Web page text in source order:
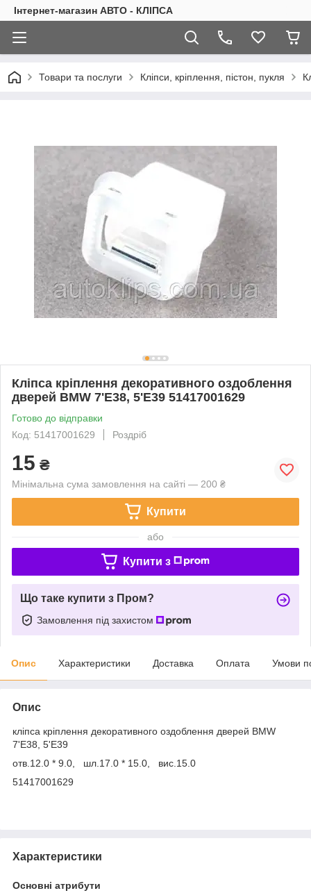
Інтернет-магазин АВТО - КЛІПСА
Товари та послуги Кліпси, кріплення, пістон, пукля
Кліпса кріплення декоративного оздоблення
дверей BMW 7'E38, 5'E39 51417001629
Готово до відправки
Код: 51417001629
Роздріб
15 ₴
Мінімальна сума замовлення на сайті — 200 ₴
Купити
або
Купити з
Що таке купити з Пром?
Замовлення під захистом
Опис Характеристики Доставка Оплата Умови
Опис
кліпса кріплення декоративного оздоблення дверей BMW
7'E38, 5'E39
отв.12.0 * 9.0, шл.17.0 * 15.0, вис.15.0
51417001629
Характеристики
Основні атрибути